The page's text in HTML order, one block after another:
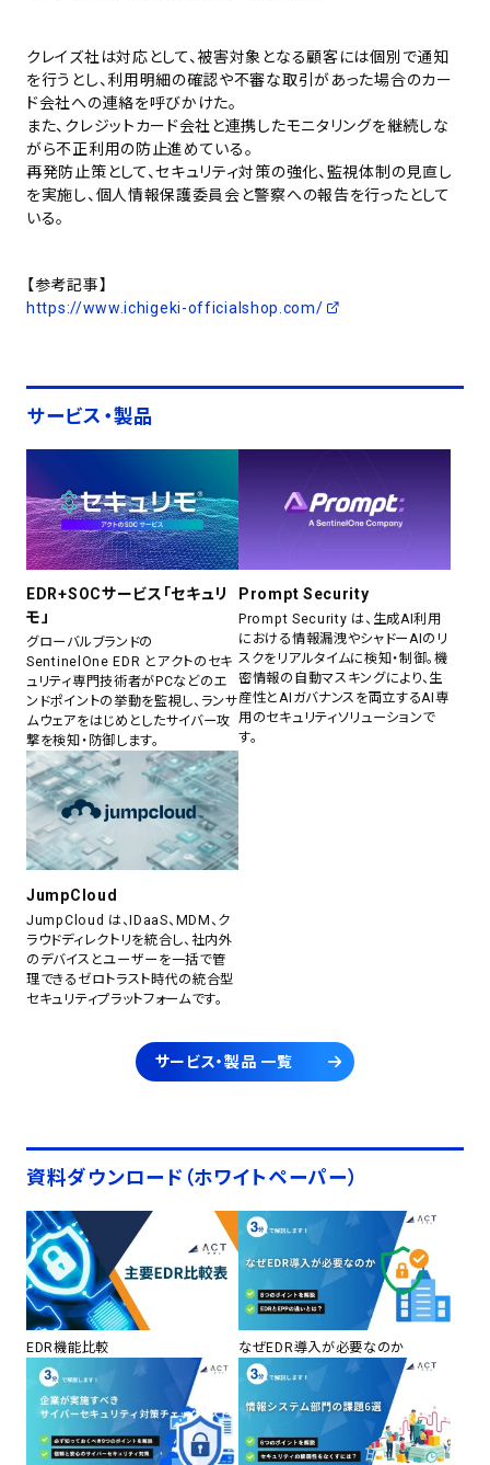
クレイズ社は対応として、被害対象となる顧客には個別で通知
を行うとし、利用明細の確認や不審な取引があった場合のカー
ド会社への連絡を呼びかけた。
また、クレジットカード会社と連携したモニタリングを継続しな
がら不正利用の防止進めている。
再発防止策として、セキュリティ対策の強化、監視体制の見直し
を実施し、個人情報保護委員会と警察への報告を行ったとして
いる。
【参考記事】
https://www.ichigeki-officialshop.com/
サービス・製品
EDR+SOCサービス「セキュリ
モ」
グローバルブランドの
SentinelOne EDR とアクトのセキ
ュリティ専門技術者がPCなどのエ
ンドポイントの挙動を監視し、ランサ
ムウェアをはじめとしたサイバー攻
撃を検知・防御します。
Prompt Security
Prompt Security は、生成AI利用
における情報漏洩やシャドーAIのリ
スクをリアルタイムに検知・制御。機
密情報の自動マスキングにより、生
産性とAIガバナンスを両立するAI専
用のセキュリティソリューションで
す。
JumpCloud
JumpCloud は、IDaaS、MDM、ク
ラウドディレクトリを統合し、社内外
のデバイスとユーザーを一括で管
理できるゼロトラスト時代の統合型
セキュリティプラットフォームです。
サービス・製品 一覧
資料ダウンロード（ホワイトペーパー）
EDR機能比較 なぜEDR導入が必要なのか